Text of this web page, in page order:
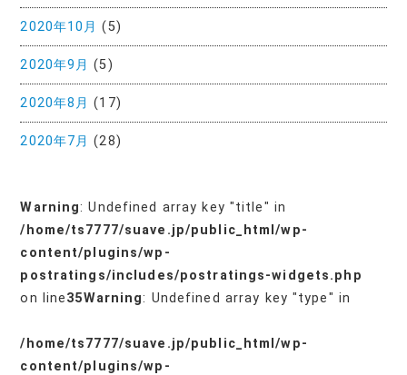
2020年10月 (5)
2020年9月 (5)
2020年8月 (17)
2020年7月 (28)
Warning: Undefined array key "title" in
/home/ts7777/suave.jp/public_html/wp-
content/plugins/wp-
postratings/includes/postratings-widgets.php
on line35Warning: Undefined array key "type" in
/home/ts7777/suave.jp/public_html/wp-
content/plugins/wp-